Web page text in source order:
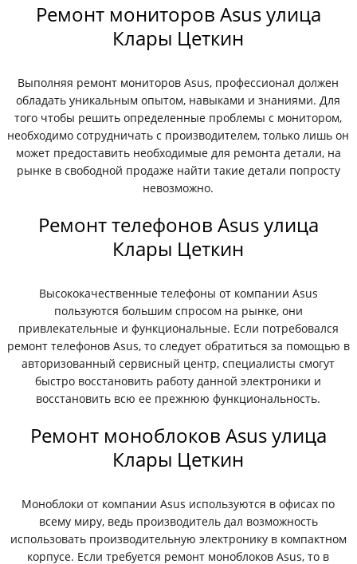
Ремонт мониторов Asus улица
Клары Цеткин
Выполняя ремонт мониторов Asus, профессионал должен
обладать уникальным опытом, навыками и знаниями. Для
того чтобы решить определенные проблемы с монитором,
необходимо сотрудничать с производителем, только лишь он
может предоставить необходимые для ремонта детали, на
рынке в свободной продаже найти такие детали попросту
невозможно.
Ремонт телефонов Asus улица
Клары Цеткин
Высококачественные телефоны от компании Asus
пользуются большим спросом на рынке, они
привлекательные и функциональные. Если потребовался
ремонт телефонов Asus, то следует обратиться за помощью в
авторизованный сервисный центр, специалисты смогут
быстро восстановить работу данной электроники и
восстановить всю ее прежнюю функциональность.
Ремонт моноблоков Asus улица
Клары Цеткин
Моноблоки от компании Asus используются в офисах по
всему миру, ведь производитель дал возможность
использовать производительную электронику в компактном
корпусе. Если требуется ремонт моноблоков Asus, то в